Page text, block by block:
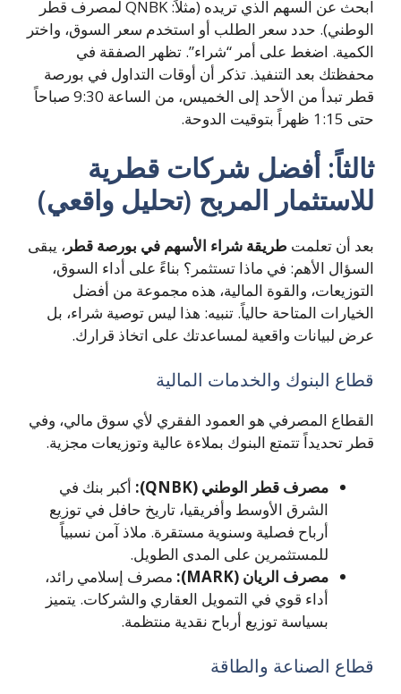
ابحث عن السهم الذي تريده (مثلاً: QNBK لمصرف قطر
الوطني). حدد سعر الطلب أو استخدم سعر السوق، واختر
الكمية. اضغط على أمر “شراء”. تظهر الصفقة في
محفظتك بعد التنفيذ. تذكر أن أوقات التداول في بورصة
قطر تبدأ من الأحد إلى الخميس، من الساعة 9:30 صباحاً
حتى 1:15 ظهراً بتوقيت الدوحة.
ثالثاً: أفضل شركات قطرية
للاستثمار المربح (تحليل واقعي)
بعد أن تعلمت طريقة شراء الأسهم في بورصة قطر ، يبقى
السؤال الأهم: في ماذا تستثمر؟ بناءً على أداء السوق،
التوزيعات، والقوة المالية، هذه مجموعة من أفضل
الخيارات المتاحة حالياً. تنبيه: هذا ليس توصية شراء، بل
عرض لبيانات واقعية لمساعدتك على اتخاذ قرارك.
قطاع البنوك والخدمات المالية
القطاع المصرفي هو العمود الفقري لأي سوق مالي، وفي
قطر تحديداً تتمتع البنوك بملاءة عالية وتوزيعات مجزية.
مصرف قطر الوطني (QNBK):
أكبر بنك في
الشرق الأوسط وأفريقيا، تاريخ حافل في توزيع
أرباح فصلية وسنوية مستقرة. ملاذ آمن نسبياً
للمستثمرين على المدى الطويل.
مصرف الريان (MARK):
مصرف إسلامي رائد،
أداء قوي في التمويل العقاري والشركات. يتميز
بسياسة توزيع أرباح نقدية منتظمة.
قطاع الصناعة والطاقة